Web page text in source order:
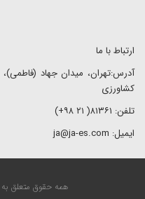
ارتباط با ما
کشاورزی
تلفن: ۸۱۳۶۱( ۲۱ ۹۸+)
ایمیل: ja@ja-es.com
همه حقوق متعلق